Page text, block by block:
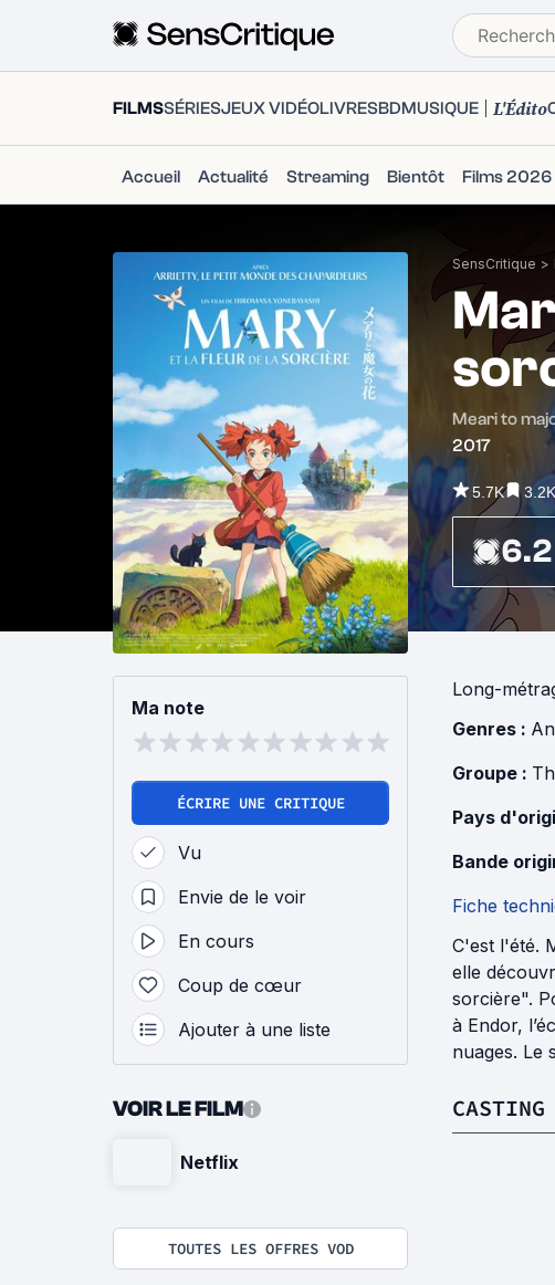
FILMSSÉRIESJEUX VIDÉOLIVRESBDMUSIQUE L'Édito
Accueil Actualité Streaming Bientôt Films 2026
SensCritique >
Meari to
2017
5.7K 3.2K
6.2
Ma note
ÉCRIRE UNE CRITIQUE
Vu
Envie de le voir
En cours
Coup de cœur
Ajouter à une liste
VOIR LE FILM
Netflix
TOUTES LES OFFRES VOD
Long-
Genres :
Groupe :
Pays
Bande
Fiche
C'est l'été.
elle
sorcière".
à Endor,
nuages. Le
CASTING